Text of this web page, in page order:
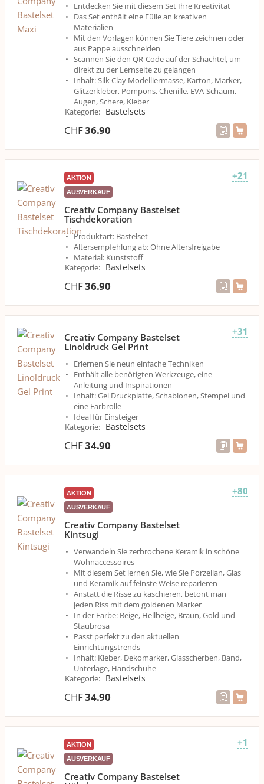
Entdecken Sie mit diesem Set Ihre Kreativität
Das Set enthält eine Fülle an kreativen
Materialien
Mit den Vorlagen können Sie Tiere zeichnen oder
aus Pappe ausschneiden
Scannen Sie den QR-Code auf der Schachtel, um
direkt zu der Lernseite zu gelangen
Inhalt: Silk Clay Modelliermasse, Karton, Marker,
Glitzerkleber, Pompons, Chenille, EVA-Schaum,
Augen, Schere, Kleber
Kategorie: Bastelsets
CHF36.90
+21
AKTION
AUSVERKAUF
Creativ Company Bastelset
Tischdekoration
Produktart: Bastelset
Altersempfehlung ab: Ohne Altersfreigabe
Material: Kunststoff
Kategorie: Bastelsets
CHF36.90
+31
Creativ Company Bastelset
Linoldruck Gel Print
Erlernen Sie neun einfache Techniken
Enthält alle benötigten Werkzeuge, eine
Anleitung und Inspirationen
Inhalt: Gel Druckplatte, Schablonen, Stempel und
eine Farbrolle
Ideal für Einsteiger
Kategorie: Bastelsets
CHF34.90
+80
AKTION
AUSVERKAUF
Creativ Company Bastelset
Kintsugi
Verwandeln Sie zerbrochene Keramik in schöne
Wohnaccessoires
Mit diesem Set lernen Sie, wie Sie Porzellan, Glas
und Keramik auf feinste Weise reparieren
Anstatt die Risse zu kaschieren, betont man
jeden Riss mit dem goldenen Marker
In der Farbe: Beige, Hellbeige, Braun, Gold und
Staubrosa
Passt perfekt zu den aktuellen
Einrichtungstrends
Inhalt: Kleber, Dekomarker, Glasscherben, Band,
Unterlage, Handschuhe
Kategorie: Bastelsets
CHF34.90
+1
AKTION
AUSVERKAUF
Creativ Company Bastelset